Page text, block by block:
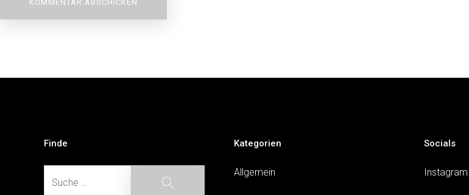
Finde
Suche
Kategorien
Allgemein
Socials
Instagram